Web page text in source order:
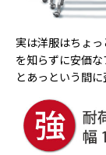
実は洋服はちょ
を知らずに安価
とあっという間に